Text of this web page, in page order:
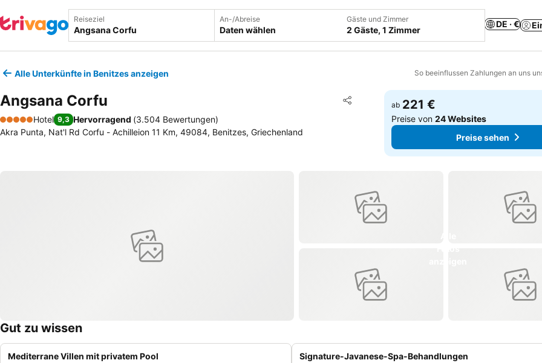
Reiseziel An-/Abreise
Daten wählen
Gäste und Zimmer
2 Gäste, 1 Zimmer
DE · €
Alle Unterkünfte in Benitzes anzeigen So beeinflussen Zahlungen an uns
Angsana Corfu Teilen
Zu Favoriten hinzufügen
5 Sterne
Hotel 9,3 Hervorragend (3.504 Bewertungen)
Akra Punta, Nat'l Rd Corfu - Achilleion 11 Km, 49084, Benitzes, Griechenland
ab 221 €
Preise von24 Websites
Preise sehen
Gut zu wissen
Mediterrane Villen mit privatem Pool
Signature-Javanese-Spa-Behandlungen